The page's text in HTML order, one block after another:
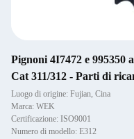
Pignoni 4I7472 e 995350
Cat 311/312 - Parti di
Luogo di origine: Fujian, Cina
Marca: WEK
Certificazione: ISO9001
Numero di modello: E312